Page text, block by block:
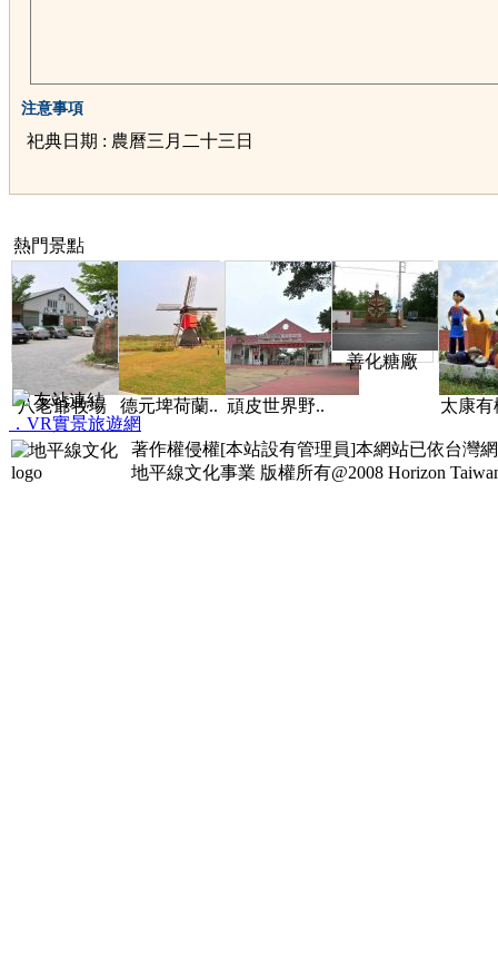
注意事項
祀典日期 : 農曆三月二十三日
熱門景點
八老爺牧場 德元埤荷蘭.. 頑皮世界野..
善化糖廠
太康有
友站連結
．VR實景旅遊網
著作權侵權[本站設有管理員]本網站已依台灣
地平線文化事業 版權所有@2008 Horizon